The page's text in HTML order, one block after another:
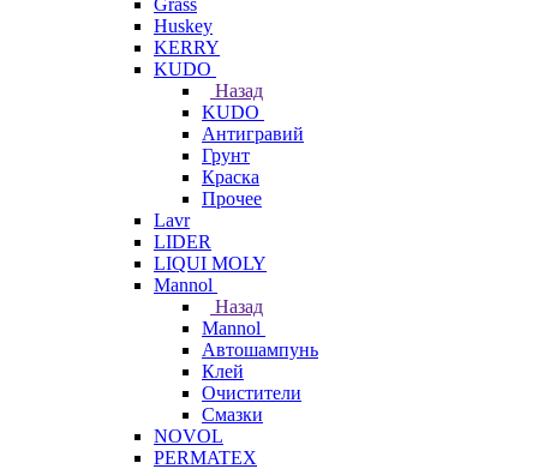
Grass
Huskey
KERRY
KUDO
Назад
KUDO
Антигравий
Грунт
Краска
Прочее
Lavr
LIDER
LIQUI MOLY
Mannol
Назад
Mannol
Автошампунь
Клей
Очистители
Смазки
NOVOL
PERMATEX